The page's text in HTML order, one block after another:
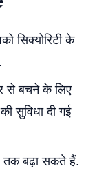
सिक्योरिटी के
से बचने के लिए
सुविधा दी गई
तक बढ़ा सकते हैं.